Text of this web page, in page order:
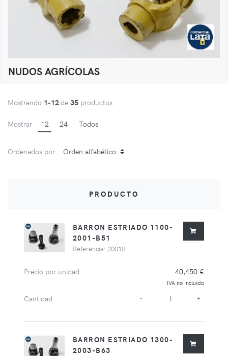
NUDOS AGRÍCOLAS
Mostrando 1-12de 35 productos
Mostrar 12 24 Todos
Ordenados por
PRODUCTO
BARRON ESTRIADO 1100-
2001-B51
Referencia: 2001B
Precio por unidad 40,450 €
IVA no incluido
Cantidad - +
BARRON ESTRIADO 1300-
2003-B63